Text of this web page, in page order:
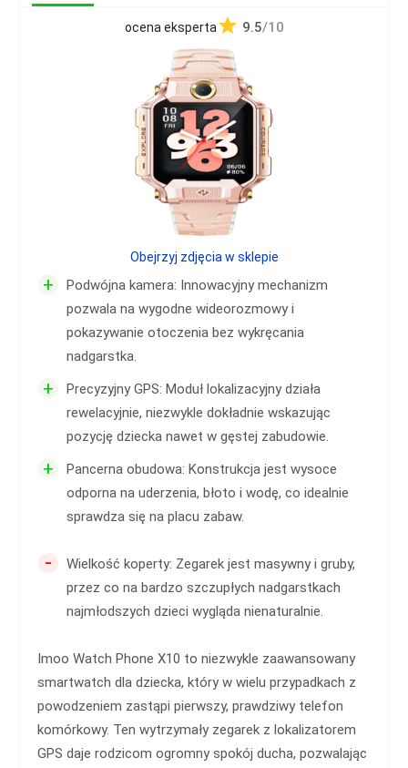
ocena eksperta 9.5/10
+
Podwójna kamera: Innowacyjny mechanizm
pozwala na wygodne wideorozmowy i
pokazywanie otoczenia bez wykręcania
nadgarstka.
+
Precyzyjny GPS: Moduł lokalizacyjny działa
rewelacyjnie, niezwykle dokładnie wskazując
pozycję dziecka nawet w gęstej zabudowie.
+
Pancerna obudowa: Konstrukcja jest wysoce
odporna na uderzenia, błoto i wodę, co idealnie
sprawdza się na placu zabaw.
-
Wielkość koperty: Zegarek jest masywny i gruby,
przez co na bardzo szczupłych nadgarstkach
najmłodszych dzieci wygląda nienaturalnie.
Imoo Watch Phone X10 to niezwykle zaawansowany
smartwatch dla dziecka, który w wielu przypadkach z
powodzeniem zastąpi pierwszy, prawdziwy telefon
komórkowy. Ten wytrzymały zegarek z lokalizatorem
GPS daje rodzicom ogromny spokój ducha, pozwalając
Obejrzyj zdjęcia w sklepie